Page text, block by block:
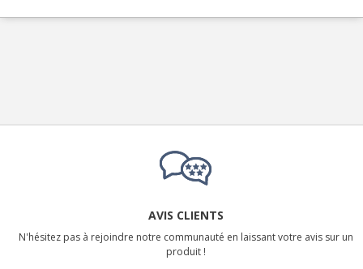
AVIS CLIENTS
N'hésitez pas à rejoindre notre communauté en laissant votre avis sur un
produit !